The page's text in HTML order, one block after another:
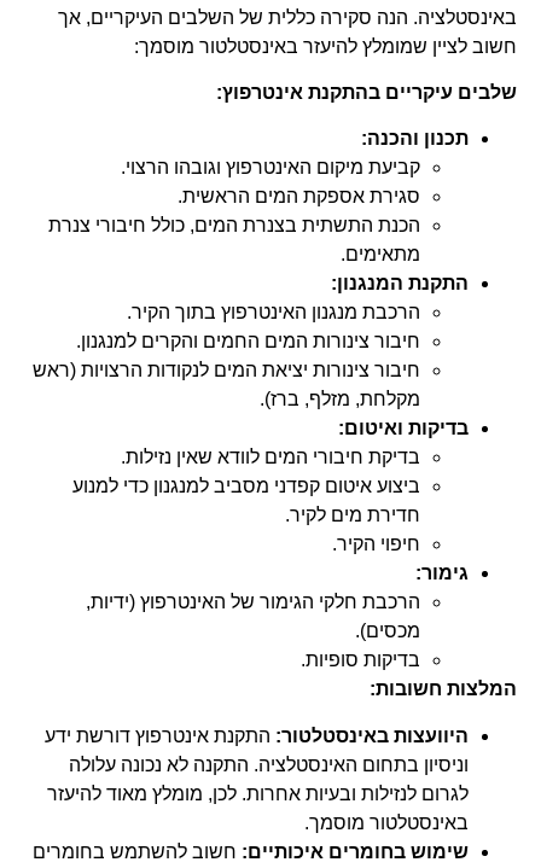
באינסטלציה. הנה סקירה כללית של השלבים העיקריים, אך
חשוב לציין שמומלץ להיעזר באינסטלטור מוסמך:
שלבים עיקריים בהתקנת אינטרפוץ:
תכנון והכנה:
קביעת מיקום האינטרפוץ וגובהו הרצוי.
סגירת אספקת המים הראשית.
הכנת התשתית בצנרת המים, כולל חיבורי צנרת
מתאימים.
התקנת המנגנון:
הרכבת מנגנון האינטרפוץ בתוך הקיר.
חיבור צינורות המים החמים והקרים למנגנון.
חיבור צינורות יציאת המים לנקודות הרצויות (ראש
מקלחת, מזלף, ברז).
בדיקות ואיטום:
בדיקת חיבורי המים לוודא שאין נזילות.
ביצוע איטום קפדני מסביב למנגנון כדי למנוע
חדירת מים לקיר.
חיפוי הקיר.
גימור:
הרכבת חלקי הגימור של האינטרפוץ (ידיות,
מכסים).
בדיקות סופיות.
המלצות חשובות:
היוועצות באינסטלטור: התקנת אינטרפוץ דורשת ידע
וניסיון בתחום האינסטלציה. התקנה לא נכונה עלולה
לגרום לנזילות ובעיות אחרות. לכן, מומלץ מאוד להיעזר
באינסטלטור מוסמך.
שימוש בחומרים איכותיים: חשוב להשתמש בחומרים